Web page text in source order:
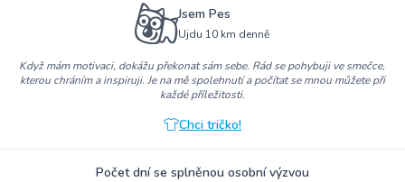
Jsem Pes
Ujdu 10 km denně
Když mám motivaci, dokážu překonat sám sebe. Rád se pohybuji ve smečce,
kterou chráním a inspiruji. Je na mě spolehnutí a počítat se mnou můžete při
každé příležitosti.
Chci tričko!
Počet dní se splněnou osobní výzvou